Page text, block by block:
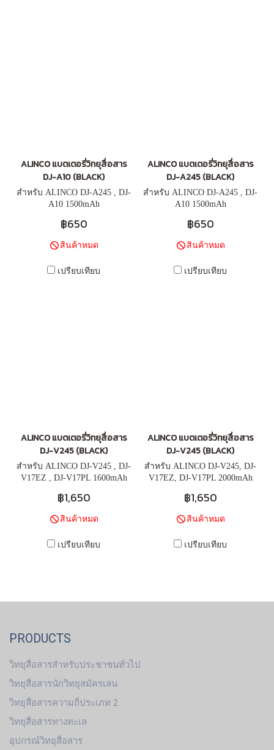
ALINCO แบตเตอรี่วิทยุสื่อสาร
DJ-A10 (BLACK)
สำหรับ ALINCO DJ-A245 , DJ-
A10 1500mAh
฿650
สินค้าหมด
เปรียบเทียบ
ALINCO แบตเตอรี่วิทยุสื่อสาร
DJ-A245 (BLACK)
สำหรับ ALINCO DJ-A245 , DJ-
A10 1500mAh
฿650
สินค้าหมด
เปรียบเทียบ
ALINCO แบตเตอรี่วิทยุสื่อสาร
DJ-V245 (ฺBLACK)
สำหรับ ALINCO DJ-V245 , DJ-
V17EZ , DJ-V17PL 1600mAh
฿1,650
สินค้าหมด
เปรียบเทียบ
ALINCO แบตเตอรี่วิทยุสื่อสาร
DJ-V245 (ฺBLACK)
สำหรับ ALINCO DJ-V245, DJ-
V17EZ, DJ-V17PL 2000mAh
฿1,650
สินค้าหมด
เปรียบเทียบ
PRODUCTS
วิทยุสื่อสารสำหรับประชาชนทั่วไป
วิทยุสื่อสารนักวิทยุสมัครเล่น
วิทยุสื่อสารความถี่ประเภท 2
วิทยุสื่อสารทางทะเล
อุปกรณ์วิทยุสื่อสาร